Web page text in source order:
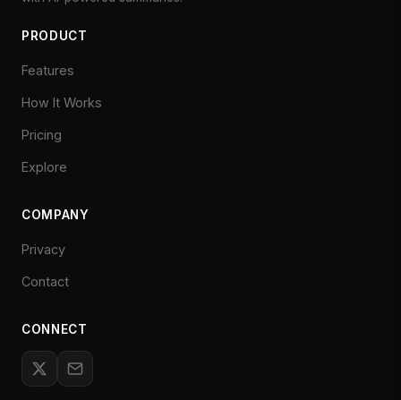
PRODUCT
Features
How It Works
Pricing
Explore
COMPANY
Privacy
Contact
CONNECT